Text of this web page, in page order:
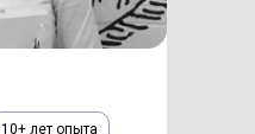
10+ лет опыта